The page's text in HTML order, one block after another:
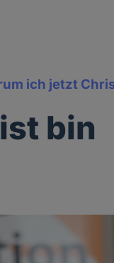
ich jetzt
bin